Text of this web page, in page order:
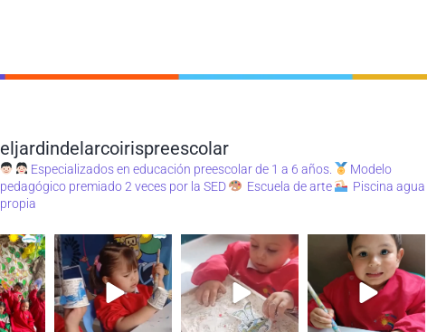
eljardindelarcoirispreescolar
Especializados en educación preescolar de 1 a 6 años.
Modelo
pedagógico premiado 2 veces por la SED
Escuela de arte
Piscina agua
propia